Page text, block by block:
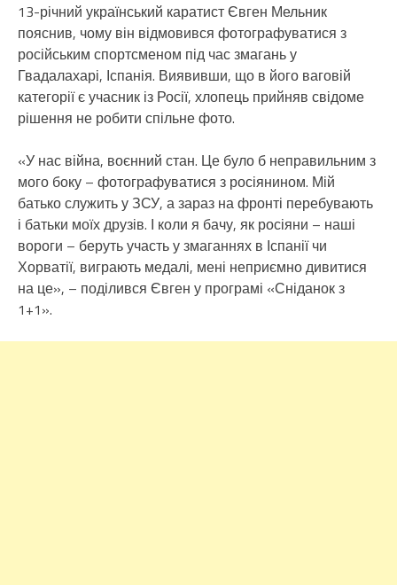
13-річний український каратист Євген Мельник
пояснив, чому він відмовився фотографуватися з
російським спортсменом під час змагань у
Гвадалахарі, Іспанія. Виявивши, що в його ваговій
категорії є учасник із Росії, хлопець прийняв свідоме
рішення не робити спільне фото.
«У нас війна, воєнний стан. Це було б неправильним з
мого боку – фотографуватися з росіянином. Мій
батько служить у ЗСУ, а зараз на фронті перебувають
і батьки моїх друзів. І коли я бачу, як росіяни – наші
вороги – беруть участь у змаганнях в Іспанії чи
Хорватії, виграють медалі, мені неприємно дивитися
на це», – поділився Євген у програмі «Сніданок з
1+1».